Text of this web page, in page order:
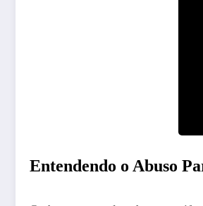
Entendendo o Abuso